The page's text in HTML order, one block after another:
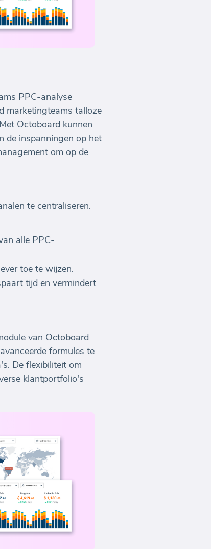
PPC-analyse
marketingteams talloze
Octoboard kunnen
de inspanningen op het
om op de
te centraliseren.
alle PPC-
toe te wijzen.
tijd en vermindert
van Octoboard
formules te
De flexibiliteit om
klantportfolio's